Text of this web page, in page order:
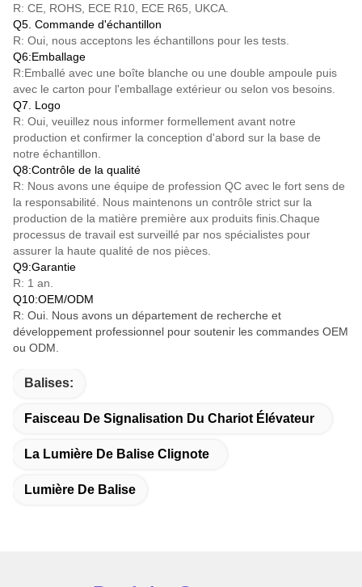
R: CE, ROHS, ECE R10, ECE R65, UKCA.
Q5. Commande d'échantillon
R: Oui, nous acceptons les échantillons pour les tests.
Q6:Emballage
R:Emballé avec une boîte blanche ou une double ampoule puis
avec le carton pour l'emballage extérieur ou selon vos besoins.
Q7. Logo
R: Oui, veuillez nous informer formellement avant notre
production et confirmer la conception d'abord sur la base de
notre échantillon.
Q8:Contrôle de la qualité
R: Nous avons une équipe de profession QC avec le fort sens de
la responsabilité. Nous maintenons un contrôle strict sur la
production de la matière première aux produits finis.Chaque
processus de travail est surveillé par nos spécialistes pour
assurer la haute qualité de nos pièces.
Q9:Garantie
R: 1 an.
Q10:OEM/ODM
R: Oui. Nous avons un département de recherche et
développement professionnel pour soutenir les commandes OEM
ou ODM.
Balises:
Faisceau De Signalisation Du Chariot Élévateur
La Lumière De Balise Clignote
Lumière De Balise